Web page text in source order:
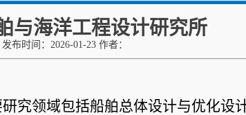
与海洋工程设计研究所
发布时间：2026-01-23 作者：
究领域包括船舶总体设计与优化设